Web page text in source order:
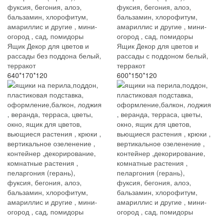
Ящик Декор для цветов и
рассады без поддона белый,
терракот
640*170*120
Ящик Декор для цветов и
рассады с поддоном белый,
терракот
600*150*120